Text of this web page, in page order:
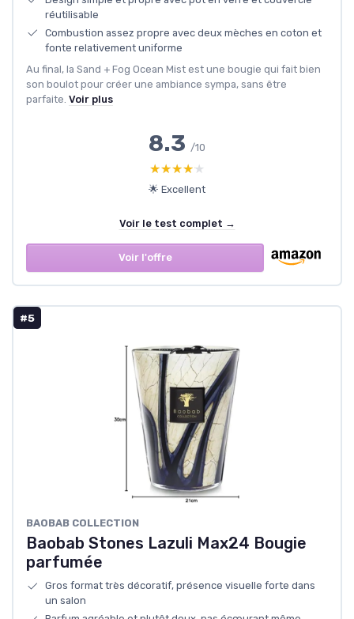
réutilisable
Combustion assez propre avec deux mèches en coton et
fonte relativement uniforme
Au final, la Sand + Fog Ocean Mist est une bougie qui fait bien
son boulot pour créer une ambiance sympa, sans être
parfaite. Voir plus
8.3 /10
★★★★★
★★★★★
🌟 Excellent
Voir le test complet →
Voir l'offre
#5
BAOBAB COLLECTION
Baobab Stones Lazuli Max24 Bougie
parfumée
Gros format très décoratif, présence visuelle forte dans
un salon